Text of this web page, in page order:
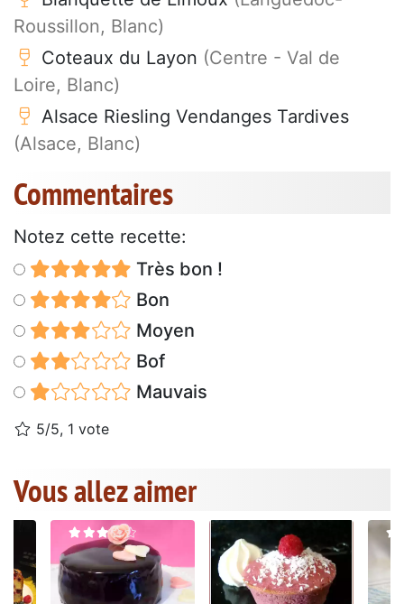
Roussillon, Blanc)
Coteaux du Layon (Centre - Val de
Loire, Blanc)
Alsace Riesling Vendanges Tardives
(Alsace, Blanc)
Commentaires
Notez cette recette:
Très bon !
Bon
Moyen
Bof
Mauvais
5/5, 1 vote
Vous allez aimer